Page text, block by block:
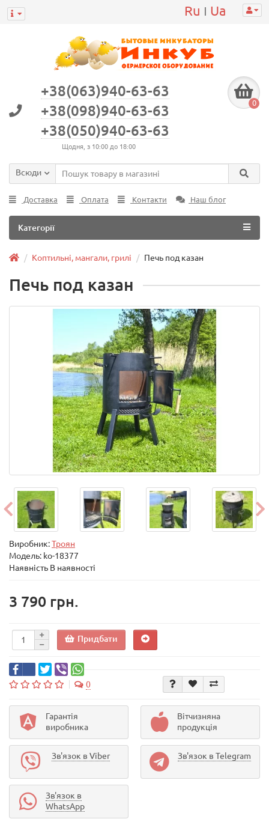
Ru | Ua
+38(063)940-63-63
+38(098)940-63-63
+38(050)940-63-63
Щодня, з 10:00 до 18:00
0
Всюди
Доставка Оплата Контакти Наш блог
Категорії
Коптильні, мангали, грилі Печь под казан
Печь под казан
Виробник:Троян
Модель: ko-18377
Наявність В наявності
3 790 грн.
Придбати
0
Гарантія
виробника
Вітчизняна
продукція
Зв'язок в Viber Зв'язок в Telegram
Зв'язок в
WhatsApp